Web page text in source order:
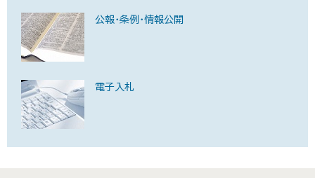
公報・条例・情報公開
電子入札